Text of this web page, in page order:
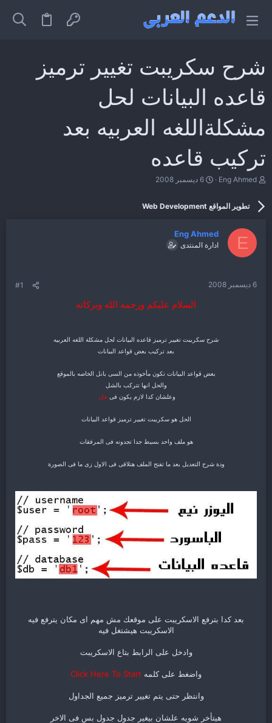
شرح سكريبت تغيير ترميز
قاعده البيانات لحل
مشكلةاللغه العربيه بعد
تركيب قاعده
ب
م
و
ض
Eng Ahmed
ت
ي
ل
ب
6 ديسمبر 2008
تطوير المواقع Web Development
E
Eng Ahmed
ادارة المنتدى
6 ديسمبر 2008 #1
السلام عليكم ورحمه الله وبركاته
شرح سكريبت تغيير ترميز قاعده البيانات لحل مشكلة اللغه العربيه
بعد تركيب بعض قواعد البيانات
بعض قواعد البيانات تكون مأخوذه من السى بانل الخاصه بالموقع
والحل انها تتركب بالشل
وعلشان كدا لازم يكون فى حل
الحل هو سكريبت تغيير ترميز قواعد البيانات
هو ملف واحد بسيط جدا تجدونه فى المرفقات
ودة شرح التعديل بعد ما تفتح الملف هتلاقى فى الاول زى ما فى الصورة
بعد كدا بترفع الاسكريبت على موقعك مش مهم اى مكان يترفع فيه
الاسكريبت هيشتغل فيه​
وادخل على الرابط بتاع الاسكريبت​
واضغط على كلمه Click Here To Start
وانتظر حتى يتم تغيير ترميز جميع الجداول​
هيتأخر شويه علشان بيغير جدول جدول بس فى الاخر